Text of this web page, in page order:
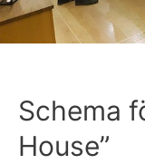
Schema
House”